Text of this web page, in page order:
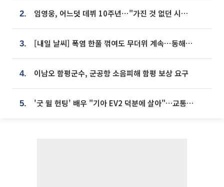
2. 임영웅, 어느덧 데뷔 10주년⋯"가진 것 없던 시절, 내 앞엔 20명의 팬뿐"
3. [내일 날씨] 폭염 한풀 꺾여도 무더위 계속⋯동해안 이틀 연속 비
4. 이남오 함평군수, 군공항 소음피해 함평 보상 요구
5. '굿 윌 헌팅' 배우 "기아 EV2 덕분에 살아"…교통사고 후 안전성 극찬